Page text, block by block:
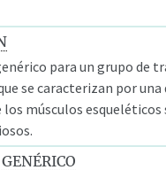
para un grupo de
se caracterizan por una
los músculos